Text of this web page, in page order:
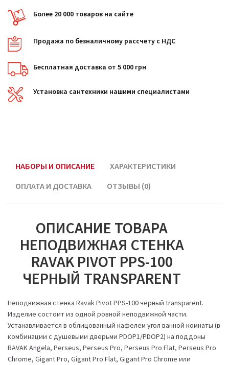
Более 20 000 товаров на сайте
Продажа по безналичному рассчету с НДС
Бесплатная доставка от 5 000 грн
Установка сантехники нашими специалистами
НАБОРЫ И ОПИСАНИЕ
ХАРАКТЕРИСТИКИ
ОПЛАТА И ДОСТАВКА
ОТЗЫВЫ (0)
ОПИСАНИЕ ТОВАРА
НЕПОДВИЖНАЯ СТЕНКА
RAVAK PIVOT PPS-100
ЧЕРНЫЙ TRANSPARENT
Неподвижная стенка Ravak Pivot PPS-100 черный transparent.
Изделие состоит из одной ровной неподвижной части.
Устанавливается в облицованный кафелем угол ванной комнаты (в
комбинации с душевыми дверьми PDOP1/PDOP2) на поддоны
RAVAK Angela, Perseus, Perseus Pro, Perseus Pro Flat, Perseus Pro
Chrome, Gigant Pro, Gigant Pro Flat, Gigant Pro Chrome или